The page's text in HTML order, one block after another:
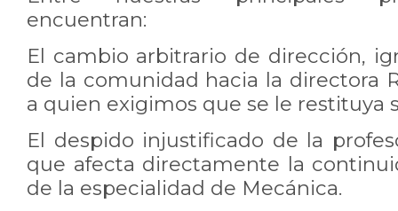
encuentran:
El cambio arbitrario de dirección,
de la comunidad hacia la directora
a quien exigimos que se le restituya
El despido injustificado de la
que afecta directamente la
de la especialidad de Mecánica.